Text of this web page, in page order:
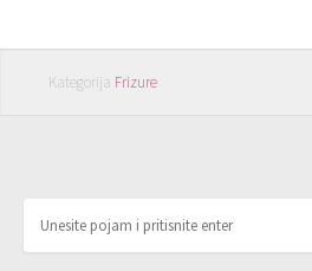
Kategorija Frizure